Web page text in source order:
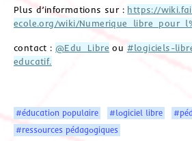
Plus d’informations sur : https://
ecole.org/wiki/
contact :@Edu_Libre ou #logiciels-
educatif.
#éducation populaire #logiciel libre
#ressources pédagogiques